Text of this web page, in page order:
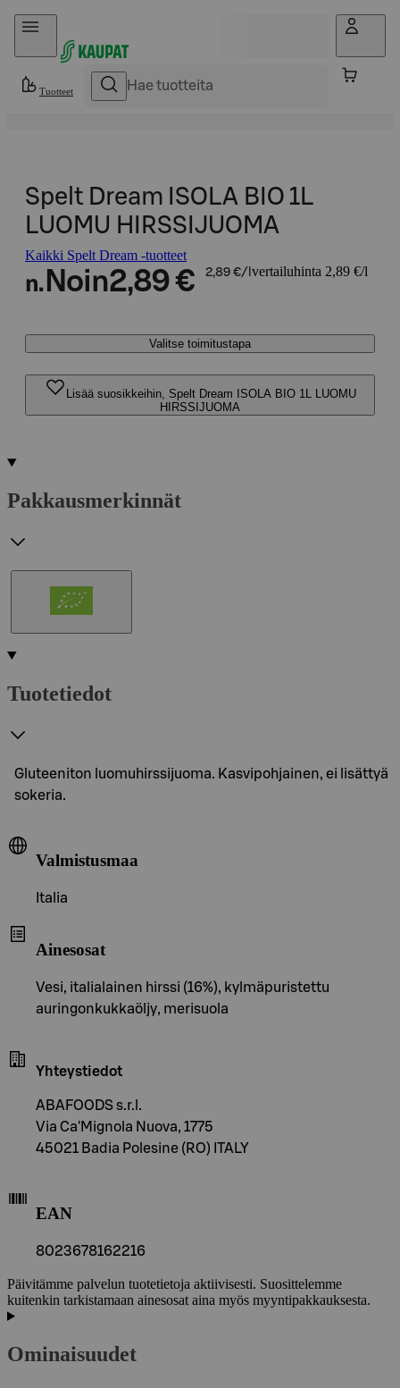
Hyppää sisältöön
Tuotteet
Spelt Dream ISOLA BIO 1L
LUOMU HIRSSIJUOMA
Kaikki Spelt Dream -tuotteet
n. Noin2,89 € 2,89 €/l vertailuhinta 2,89 €/l
Valitse toimitustapa
Lisää suosikkeihin, Spelt Dream ISOLA BIO 1L LUOMU
HIRSSIJUOMA
Pakkausmerkinnät
Tuotetiedot
Gluteeniton luomuhirssijuoma. Kasvipohjainen, ei lisättyä
sokeria.
Valmistusmaa
Italia
Ainesosat
Vesi, italialainen hirssi (16%), kylmäpuristettu
auringonkukkaöljy, merisuola
Yhteystiedot
ABAFOODS s.r.l.
Via Ca'Mignola Nuova, 1775
45021 Badia Polesine (RO) ITALY
EAN
8023678162216
Päivitämme palvelun tuotetietoja aktiivisesti. Suosittelemme
kuitenkin tarkistamaan ainesosat aina myös myyntipakkauksesta.
Ominaisuudet